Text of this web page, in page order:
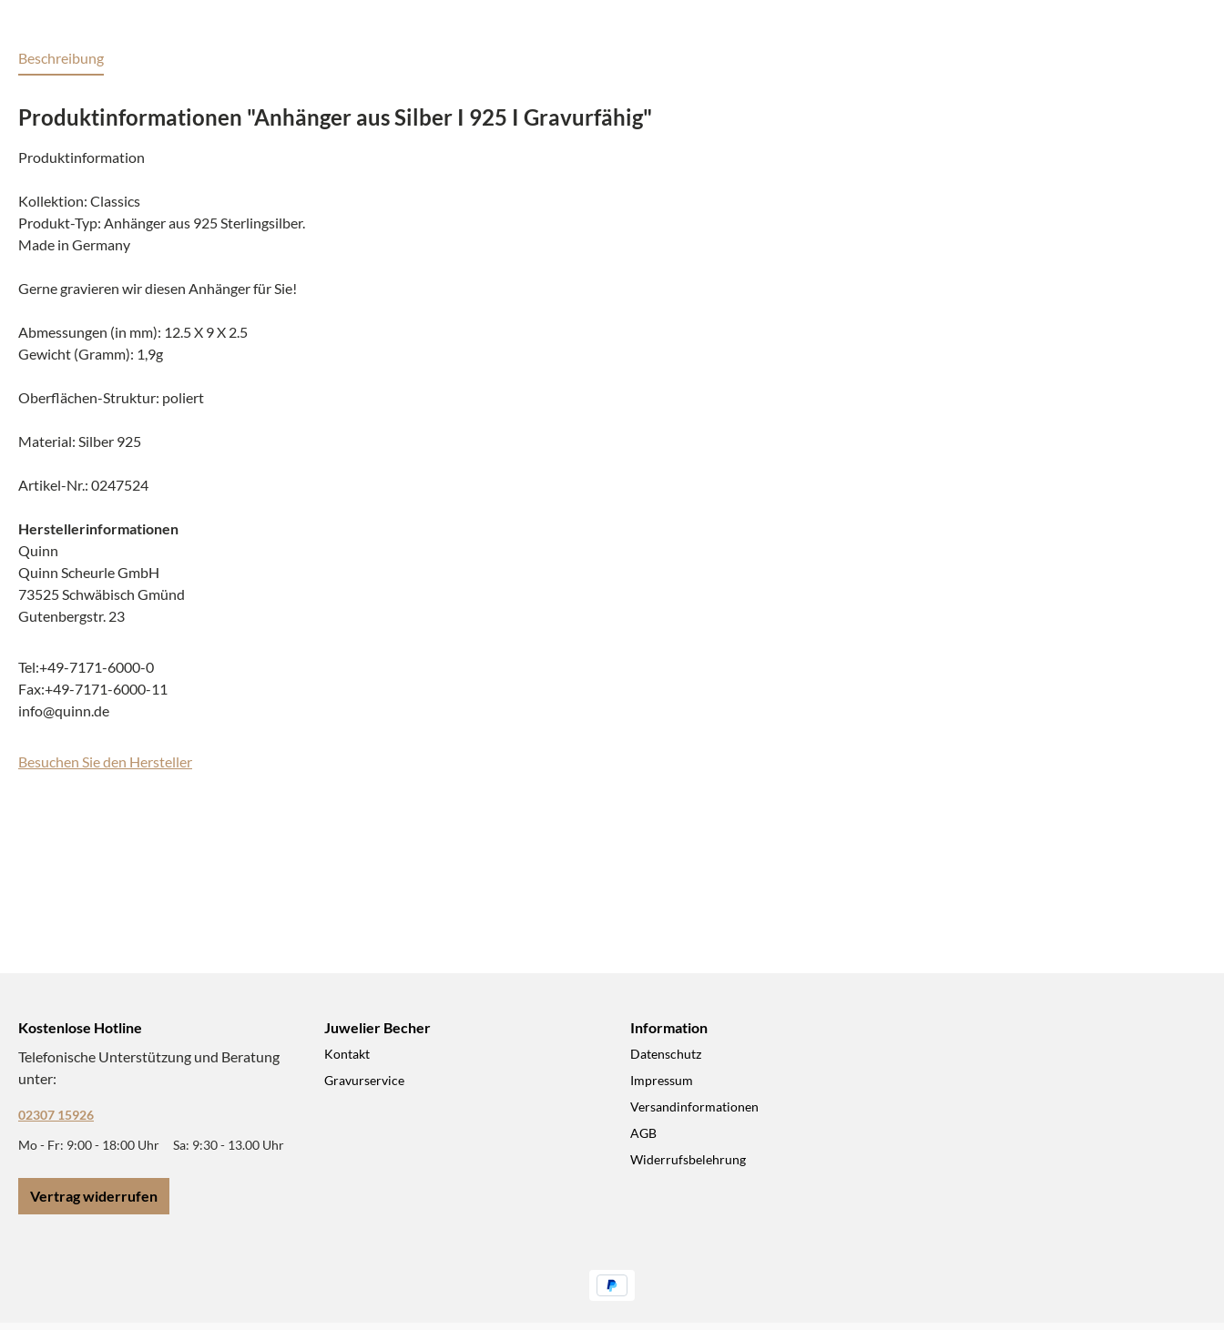
Beschreibung
Produktinformationen "Anhänger aus Silber I 925 I Gravurfähig"
Produktinformation
Kollektion: Classics
Produkt-Typ: Anhänger aus 925 Sterlingsilber.
Made in Germany
Gerne gravieren wir diesen Anhänger für Sie!
Abmessungen (in mm): 12.5 X 9 X 2.5
Gewicht (Gramm): 1,9g
Oberflächen-Struktur: poliert
Material: Silber 925
Artikel-Nr.: 0247524
Herstellerinformationen
Quinn
Quinn Scheurle GmbH
73525 Schwäbisch Gmünd
Gutenbergstr. 23
Tel:+49-7171-6000-0
Fax:+49-7171-6000-11
info@quinn.de
Besuchen Sie den Hersteller
Kostenlose Hotline
Telefonische Unterstützung und Beratung
unter:
02307 15926
Mo - Fr: 9:00 - 18:00 Uhr Sa: 9:30 - 13.00 Uhr
Vertrag widerrufen
Juwelier Becher
Kontakt
Gravurservice
Information
Datenschutz
Impressum
Versandinformationen
AGB
Widerrufsbelehrung